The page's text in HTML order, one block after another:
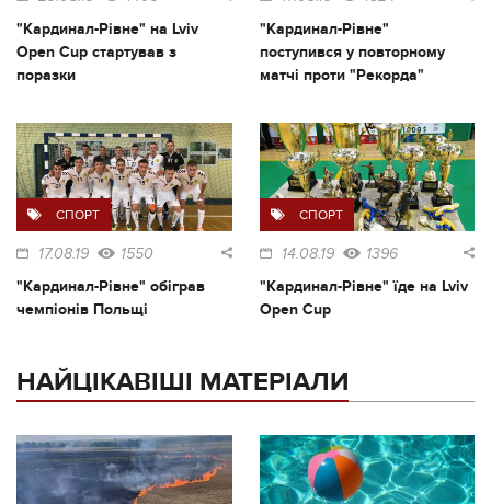
"Кардинал-Рівне" на Lviv
Open Cup стартував з
поразки
"Кардинал-Рівне"
поступився у повторному
матчі проти "Рекорда"
СПОРТ
17.08.19 1550
"Кардинал-Рівне" обіграв
чемпіонів Польщі
СПОРТ
14.08.19 1396
"Кардинал-Рівне" їде на Lviv
Open Cup
НАЙЦІКАВІШІ МАТЕРІАЛИ